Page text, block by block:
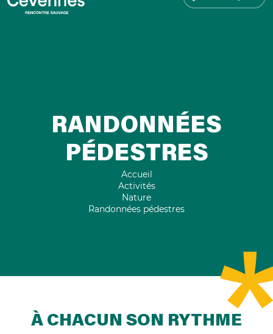
RANDONNÉES
PÉDESTRES
Accueil
Activités
Nature
Randonnées pédestres
À CHACUN SON RYTHME